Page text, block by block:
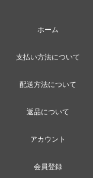
ホーム
支払い方法について
配送方法について
返品について
アカウント
会員登録